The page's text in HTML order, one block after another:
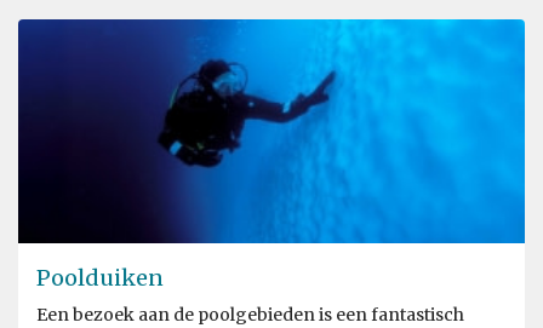
Poolduiken
Een bezoek aan de poolgebieden is een fantastisch